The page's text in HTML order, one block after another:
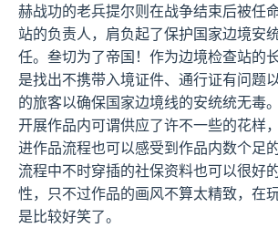
赫战功的老兵提尔则在战争结束后被任
站的负责人，肩负起了保护国家边境安
任。叁切为了帝国！作为边境检查站的
是找出不携带入境证件、通行证有问题
的旅客以确保国家边境线的安统统无毒
开展作品内可谓供应了许不一些的花样
进作品流程也可以感受到作品内数个足
流程中不时穿插的社保资料也可以很好
性，只不过作品的画风不算太精致，在
是比较好笑了。